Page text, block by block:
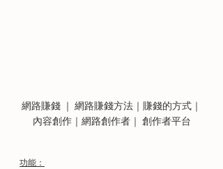
網路賺錢 ｜ 網路賺錢方法｜賺錢的方式｜
內容創作｜網路創作者｜ 創作者平台
功能：